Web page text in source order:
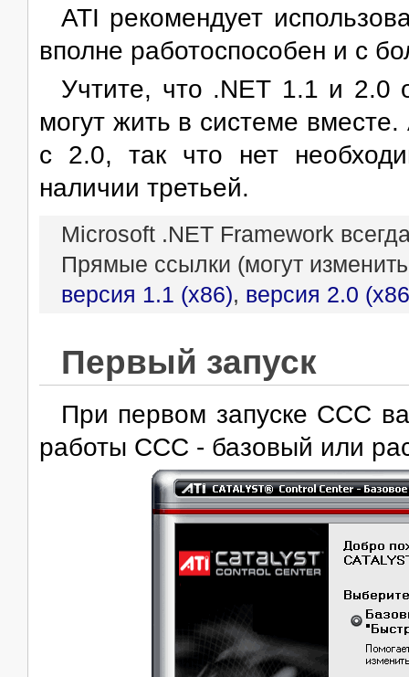
ATI рекомендует
вполне работоспособен и с
Учтите, что .NET 1.1 и 2.0
могут жить в системе
с 2.0, так что нет
наличии третьей.
Microsoft .NET Framework
Прямые ссылки (могут
версия 1.1 (x86), версия 2.0
Первый запуск
При первом запуске CCC
работы CCC - базовый или